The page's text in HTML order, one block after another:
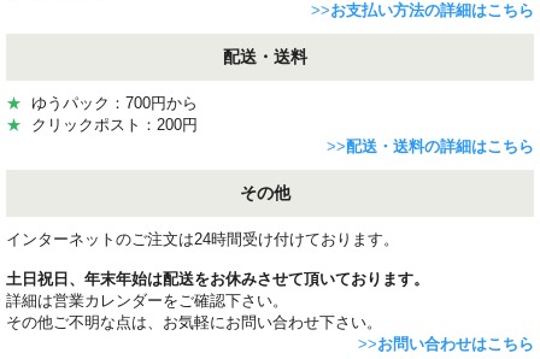
>>お支払い方法の詳細はこちら
配送・送料
★ ゆうパック：700円から
★ クリックポスト：200円
>>配送・送料の詳細はこちら
その他
インターネットのご注文は24時間受け付けております。
土日祝日、年末年始は配送をお休みさせて頂いております。
詳細は営業カレンダーをご確認下さい。
その他ご不明な点は、お気軽にお問い合わせ下さい。
>>お問い合わせはこちら